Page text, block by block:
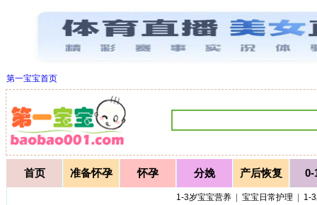
第一宝宝首页
首页 准备怀孕 怀孕 分娩 产后恢复 0-
1-3岁宝宝营养| 宝宝日常护理 1-